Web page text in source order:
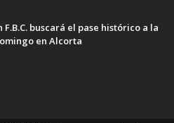
F.B.C. buscará el pase histórico a la
en Alcorta